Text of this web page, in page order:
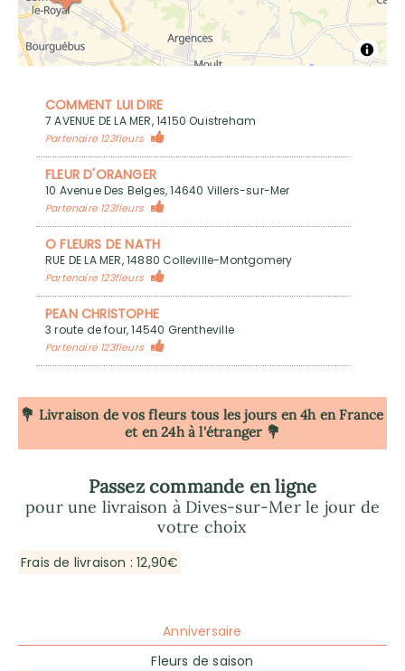
COMMENT LUI DIRE
7 AVENUE DE LA MER, 14150 Ouistreham
Partenaire 123fleurs
FLEUR D'ORANGER
10 Avenue Des Belges, 14640 Villers-sur-Mer
Partenaire 123fleurs
O FLEURS DE NATH
RUE DE LA MER, 14880 Colleville-Montgomery
Partenaire 123fleurs
PEAN CHRISTOPHE
3 route de four, 14540 Grentheville
Partenaire 123fleurs
💐 Livraison de vos fleurs tous les jours en 4h en France
et en 24h à l'étranger 💐
Passez commande en ligne
pour une livraison à Dives-sur-Mer le jour de
votre choix
Frais de livraison : 12,90€
Anniversaire
Fleurs de saison